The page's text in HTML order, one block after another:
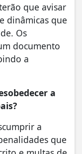
que avisar
dinâmicas que
Os
documento
a
a
a
que